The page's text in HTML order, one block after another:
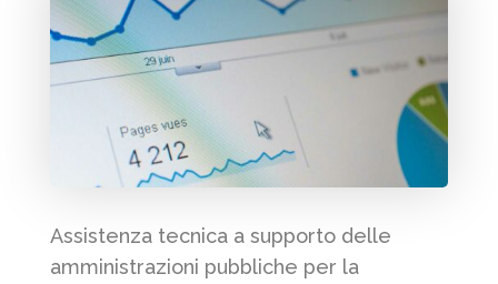
Assistenza tecnica a supporto delle
amministrazioni pubbliche per la